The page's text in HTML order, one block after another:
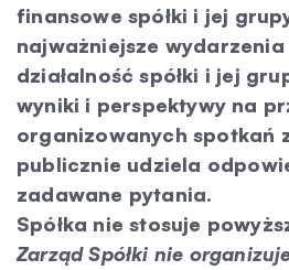
finansowe spółki i jej
najważniejsze wydarzenia
działalność spółki i jej
wyniki i perspektywy na
organizowanych spotkań
publicznie udziela
zadawane pytania.
Spółka nie stosuje
Zarząd Spółki nie